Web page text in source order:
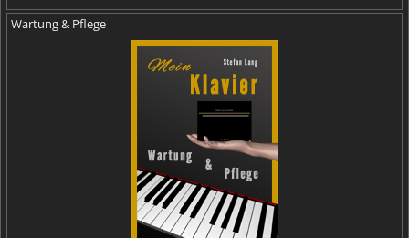
Wartung & Pflege